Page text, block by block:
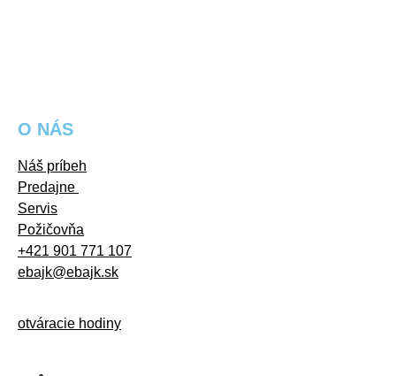
O NÁS
Náš príbeh
Predajne
Servis
Požičovňa
+421 901 771 107
ebajk@ebajk.sk
otváracie hodiny